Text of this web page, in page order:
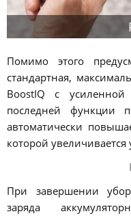
Помимо этого
стандартная,
BoostIQ с усиленной
последней функции
автоматически
которой
При завершении
заряда